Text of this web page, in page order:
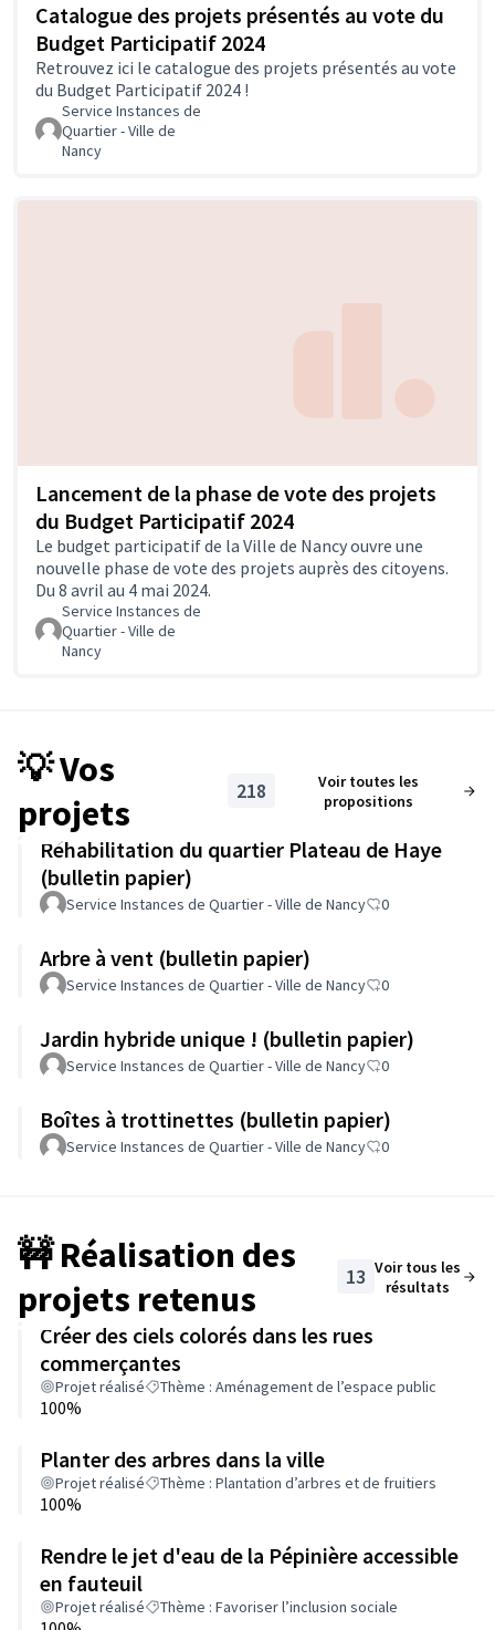
Catalogue des projets présentés au vote du
Budget Participatif 2024
Retrouvez ici le catalogue des projets présentés au vote
du Budget Participatif 2024 !
Service Instances de
Quartier - Ville de
Nancy
Lancement de la phase de vote des projets
du Budget Participatif 2024
Le budget participatif de la Ville de Nancy ouvre une
nouvelle phase de vote des projets auprès des citoyens.
Du 8 avril au 4 mai 2024.
Service Instances de
Quartier - Ville de
Nancy
💡 Vos
projets
218
Voir toutes les
propositions
Réhabilitation du quartier Plateau de Haye
(bulletin papier)
Service Instances de Quartier - Ville de Nancy 0
Arbre à vent (bulletin papier)
Service Instances de Quartier - Ville de Nancy 0
Jardin hybride unique ! (bulletin papier)
Service Instances de Quartier - Ville de Nancy 0
Boîtes à trottinettes (bulletin papier)
Service Instances de Quartier - Ville de Nancy 0
🚧 Réalisation des
projets retenus
13 Voir tous les
résultats
Créer des ciels colorés dans les rues
commerçantes
Projet réalisé Thème : Aménagement de l’espace public
100%
Planter des arbres dans la ville
Projet réalisé Thème : Plantation d’arbres et de fruitiers
100%
Rendre le jet d'eau de la Pépinière accessible
en fauteuil
Projet réalisé Thème : Favoriser l’inclusion sociale